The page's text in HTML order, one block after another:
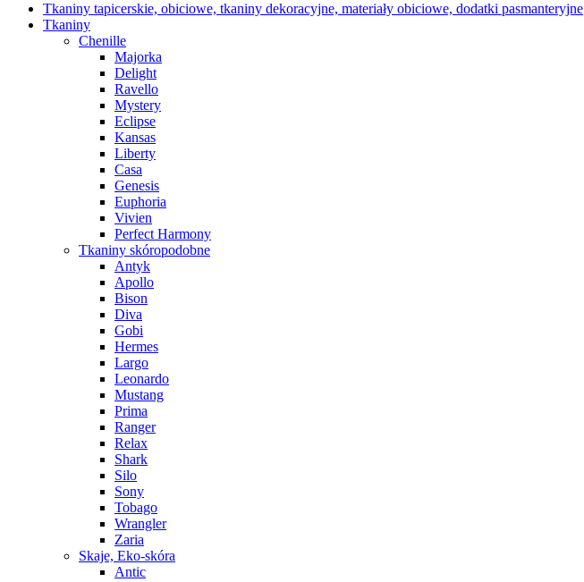
Tkaniny tapicerskie, obiciowe, tkaniny dekoracyjne, materiały obiciowe, dodatki pasmanteryjne
Tkaniny
Chenille
Majorka
Delight
Ravello
Mystery
Eclipse
Kansas
Liberty
Casa
Genesis
Euphoria
Vivien
Perfect Harmony
Tkaniny skóropodobne
Antyk
Apollo
Bison
Diva
Gobi
Hermes
Largo
Leonardo
Mustang
Prima
Ranger
Relax
Shark
Silo
Sony
Tobago
Wrangler
Zaria
Skaje, Eko-skóra
Antic